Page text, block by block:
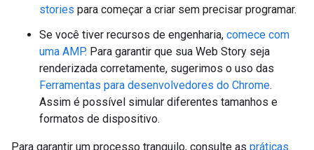
stories para começar a criar sem precisar programar.
Se você tiver recursos de engenharia, comece com
uma AMP. Para garantir que sua Web Story seja
renderizada corretamente, sugerimos o uso das
Ferramentas para desenvolvedores do Chrome.
Assim é possível simular diferentes tamanhos e
formatos de dispositivo.
Para garantir um processo tranquilo, consulte as práticas